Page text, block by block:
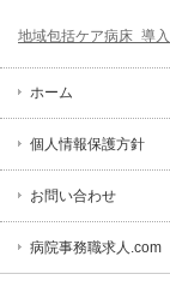
地域包括ケア病床 導
ホーム
個人情報保護方針
お問い合わせ
病院事務職求人.com